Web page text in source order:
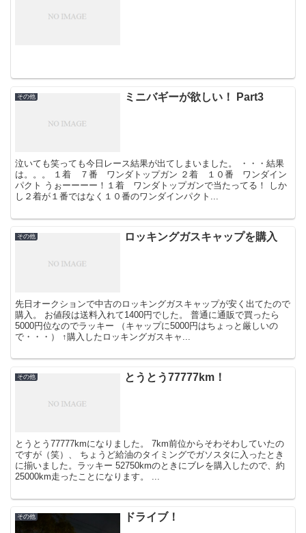
その他 ミニバギーが欲しい！ Part3
泣いても笑っても今日レース結果が出てしまいました。 ・・・結果
は。。。 １着 ７番 ワンダトップガン ２着 １０番 ワンダイン
パクト うぉーーーー！１着 ワンダトップガンで当たってる！ しか
し２着が１番ではなく１０番のワンダインパクト...
その他 ロッキングガスキャップを購入
先日オークションで中古のロッキングガスキャップが安く出てたので
購入。 お値段は送料入れて1400円でした。 普通に通販で買ったら
5000円位なのでラッキー （キャップに5000円はちょっと厳しいの
で・・・） ↑購入したロッキングガスキャ...
その他 とうとう77777km！
とうとう77777kmになりました。 7km前位からそわそわしていたの
ですが（笑）、 ちょうど給油のタイミングでガソスタに入ったとき
に揃いました。ラッキー 52750kmのときにブレを購入したので、約
25000km走ったことになります。 ...
その他 ドライブ！